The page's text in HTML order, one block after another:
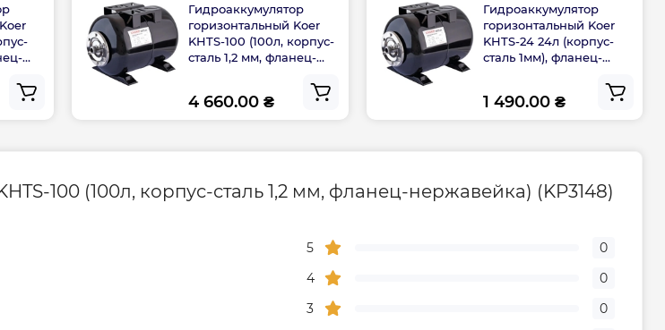
Гарантия производителя, мес 24
Контакты сервисного
0-800-301-755; +38 (067) 490-06-
Гидроаккумулятор
горизонтальный Koer
KHTS-100 (100л, корпус-
сталь 1,2 мм, фланец-
4 660.00 ₴
Гидроаккумулятор
горизонтальный Koer
KHTS-24 24л (корпус-
сталь 1мм), фланец-
1 490.00 ₴
100 (100л, корпус-сталь 1,2 мм, фланец-нержавейка) (KP3148)
5
0
4
0
3
0